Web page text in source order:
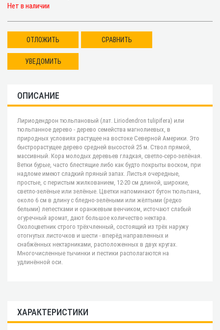
Нет в наличии
ОТЛОЖИТЬ СРАВНИТЬ
УВЕДОМИТЬ
ОПИСАНИЕ
Лириодендрон тюльпановый (лат. Liriodendron tulipifera) или
тюльпанное дерево - дерево семейства магнолиевых, в
природных условиях растущее на востоке Северной Америки. Это
быстрорастущее дерево средней высостой 25 м. Ствол прямой,
массивный. Кора молодых деревьев гладкая, светло-серо-зелёная.
Ветки бурые, часто блестящие либо как будто покрыты воском, при
надломе имеют сладкий пряный запах. Листья очередные,
простые, с перистым жилкованием, 12-20 см длиной, широкие,
светло-зелёные или зелёные. Цветки напоминают бутон тюльпана,
около 6 см в длину с бледно-зелёными или жёлтыми (редко
белыми) лепестками и оранжевым венчиком, источают слабый
огуречный аромат, дают большое количество нектара.
Околоцветник строго трёхчленный, состоящий из трёх наружу
отогнутых листочков и шести - вперёд направленных и
снабжённых нектарниками, расположенных в двух кругах.
Многочисленные тычинки и пестики располагаются на
удлинённой оси.
ХАРАКТЕРИСТИКИ